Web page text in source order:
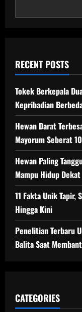
RECENT POSTS
Tokek Berkepala
Kepribadian
Hewan Darat
Mayorum Seberat
Hewan Paling
Mampu Hidup
11 Fakta Unik Tapir,
Hingga Kini
Penelitian Terbaru
Balita Saat
CATEGORIES